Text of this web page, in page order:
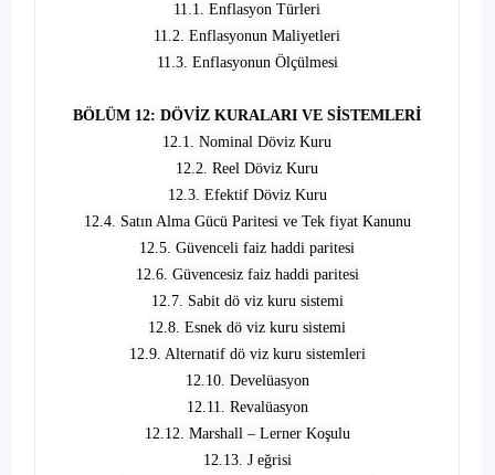
11.1. Enflasyon Türleri
11.2. Enflasyonun Maliyetleri
11.3. Enflasyonun Ölçülmesi
BÖLÜM 12: DÖVİZ KURALARI VE SİSTEMLERİ
12.1. Nominal Döviz Kuru
12.2. Reel Döviz Kuru
12.3. Efektif Döviz Kuru
12.4. Satın Alma Gücü Paritesi ve Tek fiyat Kanunu
12.5. Güvenceli faiz haddi paritesi
12.6. Güvencesiz faiz haddi paritesi
12.7. Sabit dö viz kuru sistemi
12.8. Esnek dö viz kuru sistemi
12.9. Alternatif dö viz kuru sistemleri
12.10. Develüasyon
12.11. Revalüasyon
12.12. Marshall – Lerner Koşulu
12.13. J eğrisi